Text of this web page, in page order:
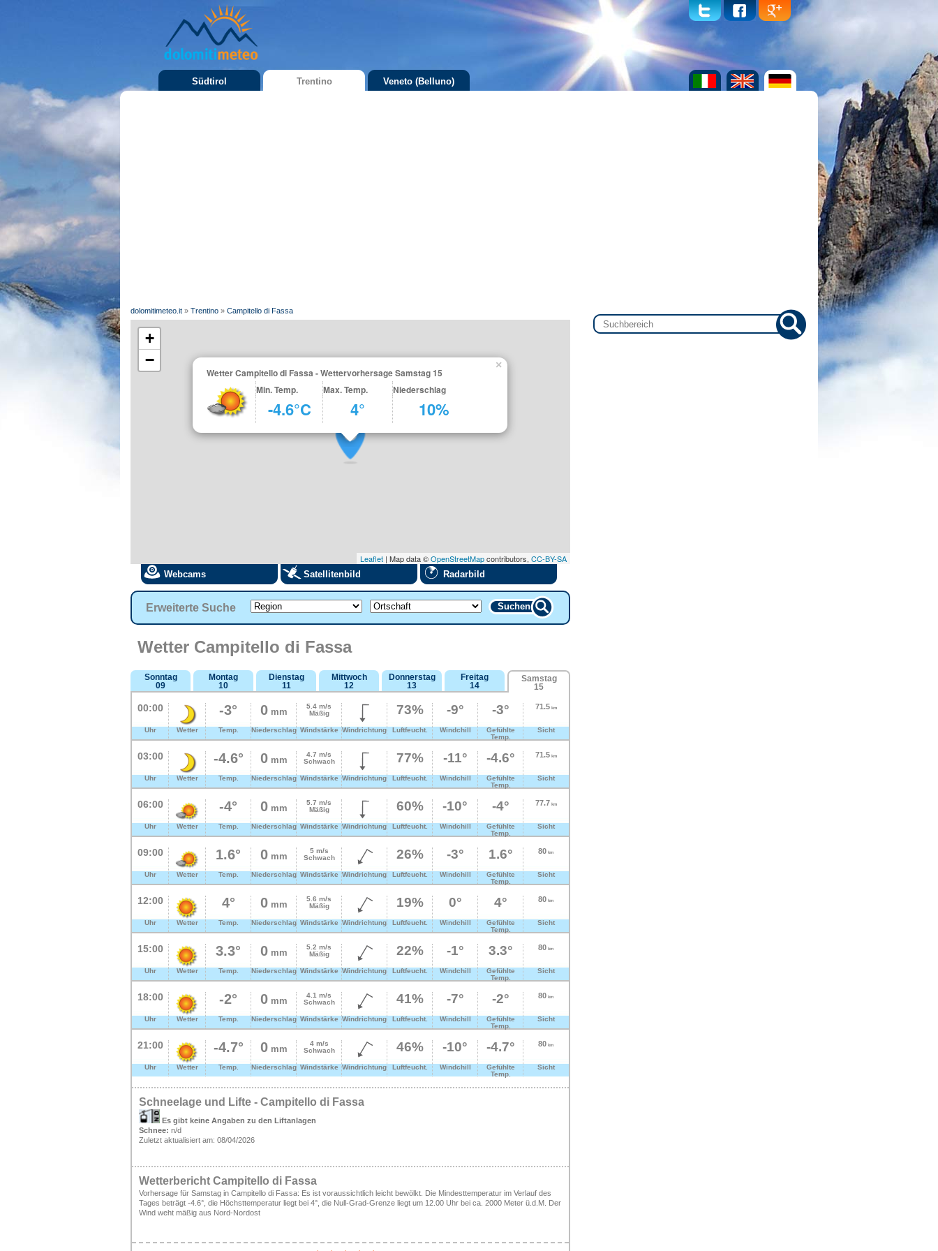
Südtirol Trentino Veneto (Belluno)
dolomitimeteo.it » Trentino » Campitello di Fassa
Wetter Campitello di Fassa - Wettervorhersage Samstag 15
Min. Temp.
Max. Temp. Niederschlag
-4.6°C 4° 10%
×
+
−
Leaflet | Map data ©OpenStreetMapcontributors, CC-BY-SA
Webcams Satellitenbild Radarbild
Erweiterte Suche Suchen
Wetter Campitello di Fassa
Sonntag
09
Montag
10
Dienstag
11
Mittwoch
12
Donnerstag
13
Freitag
14
Samstag
15
00:00
Uhr Wetter
-3°
Temp.
0mm
Niederschlag
5.4 m/s
Mäßig
Windstärke Windrichtung
73%
Luftfeucht.
-9°
Windchill
-3°
Gefühlte
Temp.
71.5km
Sicht
03:00
Uhr Wetter
-4.6°
Temp.
0mm
Niederschlag
4.7 m/s
Schwach
Windstärke Windrichtung
77%
Luftfeucht.
-11°
Windchill
-4.6°
Gefühlte
Temp.
71.5km
Sicht
06:00
Uhr Wetter
-4°
Temp.
0mm
Niederschlag
5.7 m/s
Mäßig
Windstärke Windrichtung
60%
Luftfeucht.
-10°
Windchill
-4°
Gefühlte
Temp.
77.7 km
Sicht
09:00
Uhr Wetter
1.6°
Temp.
0mm
Niederschlag
5 m/s
Schwach
Windstärke Windrichtung
26%
Luftfeucht.
-3°
Windchill
1.6°
Gefühlte
Temp.
80 km
Sicht
12:00
Uhr Wetter
4°
Temp.
0mm
Niederschlag
5.6 m/s
Mäßig
Windstärke Windrichtung
19%
Luftfeucht.
0°
Windchill
4°
Gefühlte
Temp.
80 km
Sicht
15:00
Uhr Wetter
3.3°
Temp.
0mm
Niederschlag
5.2 m/s
Mäßig
Windstärke Windrichtung
22%
Luftfeucht.
-1°
Windchill
3.3°
Gefühlte
Temp.
80 km
Sicht
18:00
Uhr Wetter
-2°
Temp.
0mm
Niederschlag
4.1 m/s
Schwach
Windstärke Windrichtung
41%
Luftfeucht.
-7°
Windchill
-2°
Gefühlte
Temp.
80 km
Sicht
21:00
Uhr Wetter
-4.7°
Temp.
0mm
Niederschlag
4 m/s
Schwach
Windstärke Windrichtung
46%
Luftfeucht.
-10°
Windchill
-4.7°
Gefühlte
Temp.
80 km
Sicht
Schneelage und Lifte - Campitello di Fassa
Es gibt keine Angaben zu den Liftanlagen
Schnee: n/d
Zuletzt aktualisiert am: 08/04/2026
Wetterbericht Campitello di Fassa
Vorhersage für Samstag in Campitello di Fassa: Es ist voraussichtlich leicht bewölkt. Die Mindesttemperatur im Verlauf des
Tages beträgt -4.6°, die Höchsttemperatur liegt bei 4°, die Null-Grad-Grenze liegt um 12.00 Uhr bei ca. 2000 Meter ü.d.M. Der
Wind weht mäßig aus Nord-Nordost